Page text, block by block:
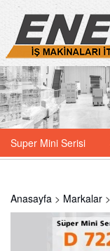
Super Mini Serisi
Anasayfa > Markalar >